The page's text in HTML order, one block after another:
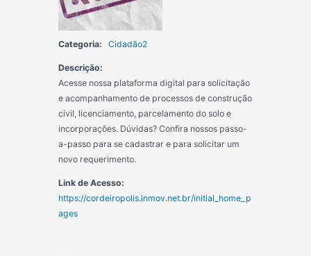
Categoria: Cidadão2
Descrição:
Acesse nossa plataforma digital para solicitação
e acompanhamento de processos de construção
civil, licenciamento, parcelamento do solo e
incorporações. Dúvidas? Confira nossos passo-
a-passo para se cadastrar e para solicitar um
novo requerimento.
Link de Acesso:
https://cordeiropolis.inmov.net.br/initial_home_p
ages